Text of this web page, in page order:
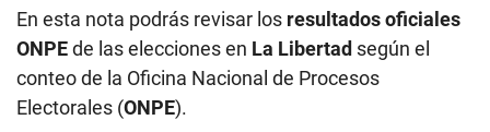
En esta nota podrás revisar los resultados oficiales
ONPEde las elecciones en La Libertad según el
conteo de la Oficina Nacional de Procesos
Electorales (ONPE).